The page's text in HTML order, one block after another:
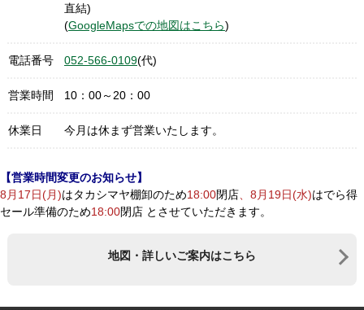
直結)
(GoogleMapsでの地図はこちら)
電話番号 052-566-0109(代)
営業時間 10：00～20：00
休業日 今月は休まず営業いたします。
【営業時間変更のお知らせ】
8月17日(月)はタカシマヤ棚卸のため18:00閉店 8月19日(水)はでら得
セール準備のため18:00閉店 とさせていただきます。
地図・詳しいご案内はこちら